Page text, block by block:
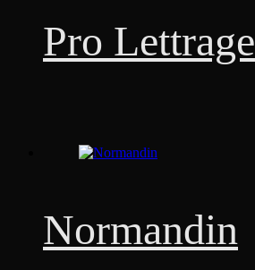
Pro Lettrage
Normandin